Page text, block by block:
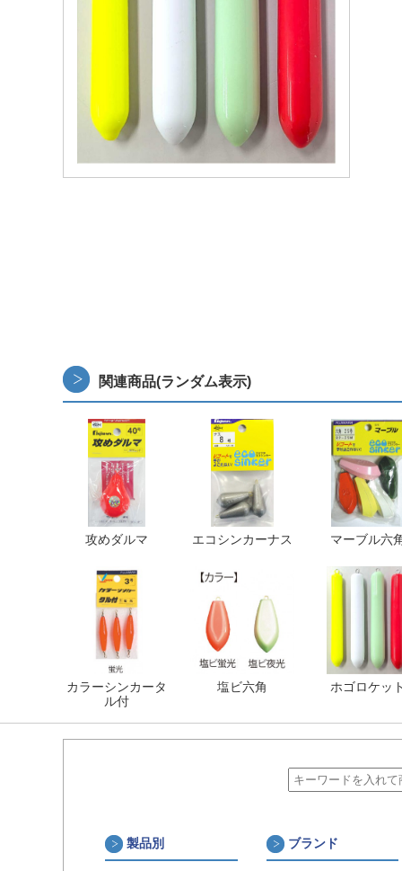
関連商品(ランダム表示)
攻めダルマ エコシンカーナス マーブル六
カラーシンカータ
ル付
塩ビ六角 ホゴロケッ
製品別 ブランド